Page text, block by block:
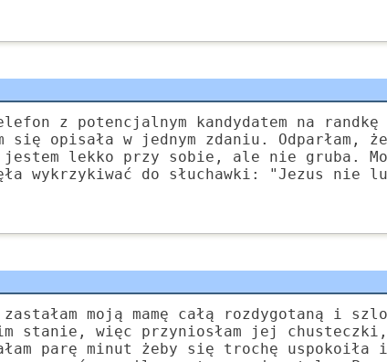
z potencjalnym kandydatem na
się opisała w jednym zdaniu. Odparłam,
lekko przy sobie, ale nie gruba.
wykrzykiwać do słuchawki: "Jezus nie
zastałam moją mamę całą rozdygotaną i
stanie, więc przyniosłam jej
parę minut żeby się trochę uspokoiła i